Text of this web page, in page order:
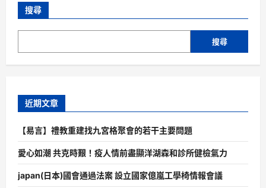
搜尋
搜尋
近期文章
【易言】禮教重建找九宮格聚會的若干主要問題
愛心如潮 共克時艱！疫人情前盡顯洋湖森和診所健檢氣力
japan(日本)國會通過法案 設立國家億嵐工學椅情報會議